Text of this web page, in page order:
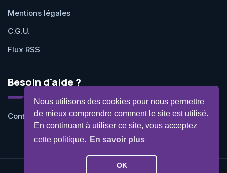
Nous utilisons des cookies pour nous permettre
de mieux comprendre comment le site est utilisé.
En continuant à utiliser ce site, vous acceptez
cette politique.
En savoir plus
OK
Mentions légales
C.G.U.
Flux RSS
Besoin d'aide ?
Contactez-nous